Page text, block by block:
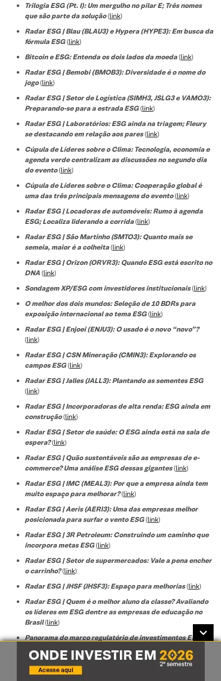
Trilogia ESG (Pt. I): Um mergulho no pilar E; Três nomes
que são parte da solução(link)
Radar ESG | Blau (BLAU3) e Hypera (HYPE3): Em busca da
fórmula ESG(link)
Bitcoin e ESG: Entenda os dois lados da moeda(link)
Radar ESG | Bemobi (BMOB3): Diversidade é o nome do
jogo(link)
Radar ESG | Setor de Logística (SIMH3, JSLG3 e VAMO3):
Preparando-se para a estrada ESG(link)
Radar ESG | Laboratórios: ESG ainda na triagem; Fleury
se destacando em relação aos pares(link)
Cúpula de Líderes sobre o Clima: Tecnologia, economia e
agenda verde centralizam as discussões no segundo dia
do evento(link)
Cúpula de Líderes sobre o Clima: Cooperação global é
uma das três principais mensagens do evento(link)
Radar ESG | Locadoras de automóveis: Rumo à agenda
ESG; Localiza liderando a corrida(link)
Radar ESG | São Martinho (SMTO3): Quanto mais se
semeia, maior é a colheita(link)
Radar ESG | Orizon (ORVR3): Quando ESG está escrito no
DNA(link)
Sondagem XP/ESG com investidores institucionais(link)
O melhor dos dois mundos: Seleção de 10 BDRs para
exposição internacional ao tema ESG(link)
Radar ESG | Enjoei (ENJU3): O usado é o novo “novo”?
(link)
Radar ESG | CSN Mineração (CMIN3): Explorando os
campos ESG(link)
Radar ESG | Jalles (JALL3): Plantando as sementes ESG
(link)
Radar ESG | Incorporadoras de alta renda: ESG ainda em
construção(link)
Radar ESG | Setor de saúde: O ESG ainda está na sala de
espera?(link)
Radar ESG | Quão sustentáveis são as empresas de e-
commerce? Uma análise ESG dessas gigantes(link)
Radar ESG | IMC (MEAL3): Por que a empresa ainda tem
muito espaço para melhorar?(link)
Radar ESG | Aeris (AERI3): Uma das empresas melhor
posicionada para surfar o vento ESG(link)
Radar ESG | 3R Petroleum: Construindo um caminho que
incorpora metas ESG(link)
Radar ESG | Setor de supermercados: Vale a pena encher
o carrinho?(link)
Radar ESG | JHSF (JHSF3): Espaço para melhorias(link)
Radar ESG | Quem é o melhor aluno da classe? Avaliando
os líderes em ESG dentre as empresas de educação no
Brasil(link)
Panorama do marco regulatório de investimentos ESG no
CVM e B3 estudam intensificar critérios ESG para as
companhias listadas